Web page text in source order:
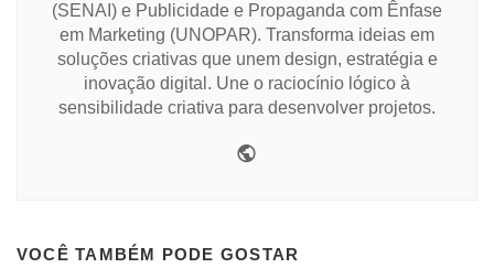
(SENAI) e Publicidade e Propaganda com Ênfase
em Marketing (UNOPAR). Transforma ideias em
soluções criativas que unem design, estratégia e
inovação digital. Une o raciocínio lógico à
sensibilidade criativa para desenvolver projetos.
VOCÊ TAMBÉM PODE GOSTAR